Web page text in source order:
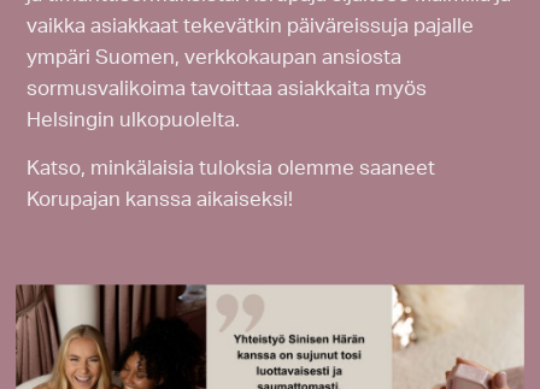
vaikka asiakkaat tekevätkin päiväreissuja pajalle
ympäri Suomen, verkkokaupan ansiosta
sormusvalikoima tavoittaa asiakkaita myös
Helsingin ulkopuolelta.
Katso, minkälaisia tuloksia olemme saaneet
Korupajan kanssa aikaiseksi!